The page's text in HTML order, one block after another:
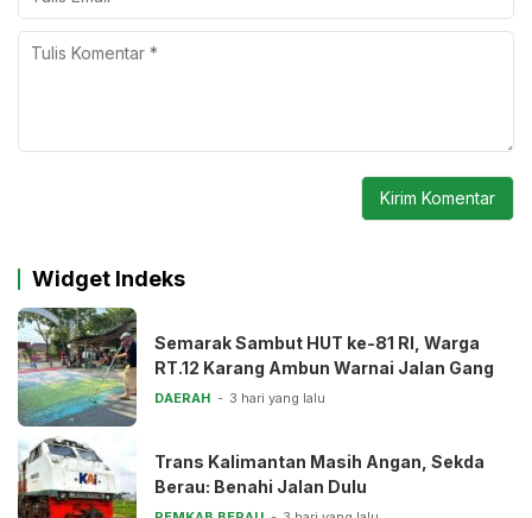
Widget Indeks
Semarak Sambut HUT ke-81 RI, Warga
RT.12 Karang Ambun Warnai Jalan Gang
DAERAH 3 hari yang lalu
Trans Kalimantan Masih Angan, Sekda
Berau: Benahi Jalan Dulu